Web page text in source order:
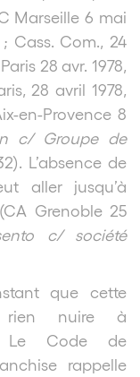
Marseille 6 mai
; Cass. Com., 24
28 avr. 1978,
28 avril 1978,
en-Provence 8
c/ Groupe de
L’absence de
aller jusqu’à
Grenoble 25
c/ société
que cette
rien nuire à
Code de
rappelle